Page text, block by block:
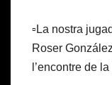
▫️La nostra
Roser
l’encontre de